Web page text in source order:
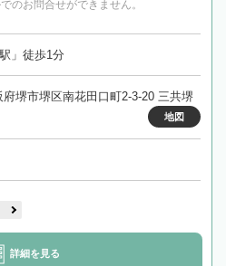
のお問合せができません。
」徒歩1分
府堺市堺区南花田口町2-3-20 三共堺
地図
詳細を見る